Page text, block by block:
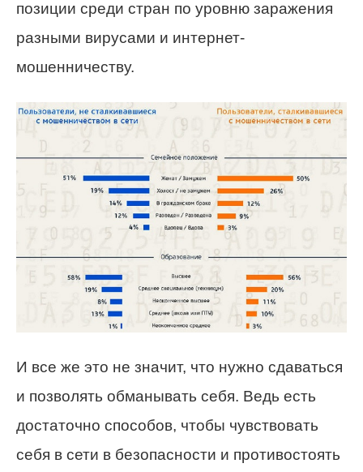
позиции среди стран по уровню заражения
разными вирусами и интернет-
мошенничеству.
И все же это не значит, что нужно сдаваться
и позволять обманывать себя. Ведь есть
достаточно способов, чтобы чувствовать
себя в сети в безопасности и противостоять